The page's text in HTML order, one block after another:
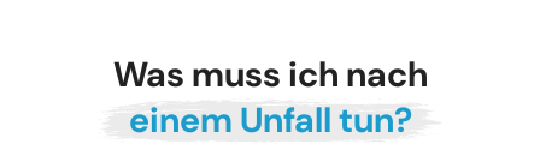
Was muss ich nach
einem Unfall tun?